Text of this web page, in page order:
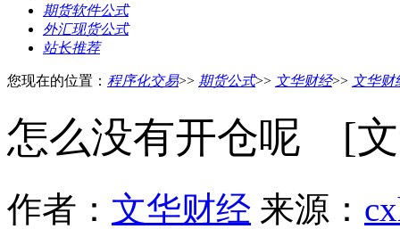
期货软件公式
外汇现货公式
站长推荐
您现在的位置： 程序化交易>> 期货公式>> 文华财经>> 文华财
怎么没有开仓呢 [
作者： 文华财经 来源：